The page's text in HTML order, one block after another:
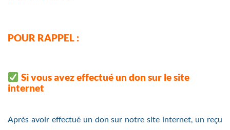
POUR RAPPEL :
Si vous avez effectué un don sur le site
internet
Après avoir effectué un don sur notre site internet, un reçu